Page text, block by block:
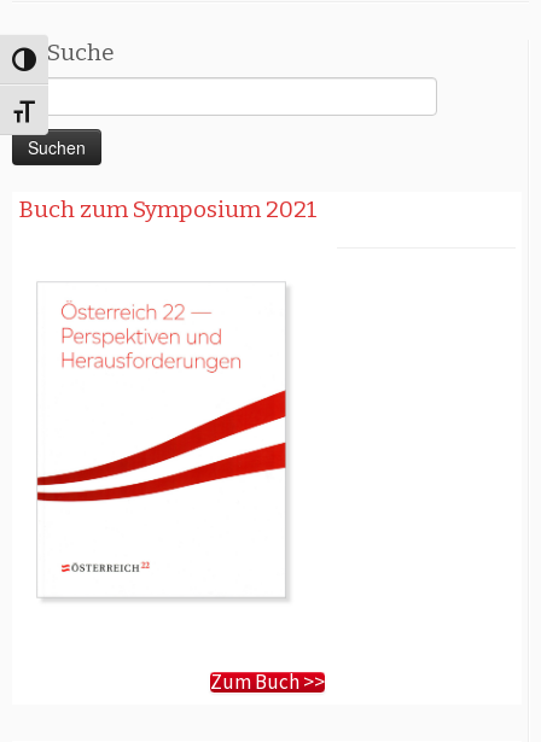
Umschalten auf hohe Kontraste
Schrift vergrößern
Suche
Suchen
nach:
Buch zum Symposium 2021
Zum Buch >>